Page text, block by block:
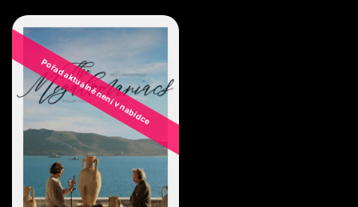
Pořad aktuálně není v nabídce